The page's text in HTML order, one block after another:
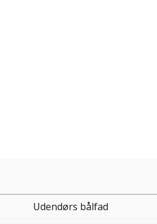
Udendørs bålfad